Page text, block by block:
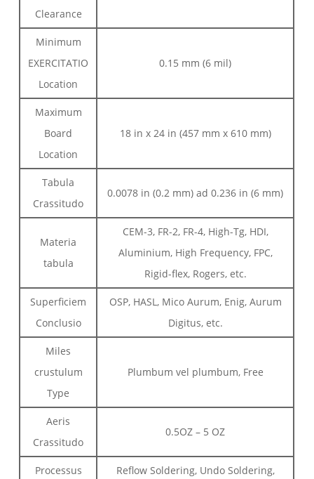
Clearance
Minimum
EXERCITATIO
Location
0.15 mm (6 mil)
Maximum
Board
Location
18 in x 24 in (457 mm x 610 mm)
Tabula
Crassitudo
0.0078 in (0.2 mm) ad 0.236 in (6 mm)
Materia
tabula
CEM-3, FR-2, FR-4, High-Tg, HDI,
Aluminium, High Frequency, FPC,
Rigid-flex, Rogers, etc.
Superficiem
Conclusio
OSP, HASL, Mico Aurum, Enig, Aurum
Digitus, etc.
Miles
crustulum
Type
Plumbum vel plumbum, Free
Aeris
Crassitudo
0.5OZ – 5 OZ
Processus
Reflow Soldering, Undo Soldering,